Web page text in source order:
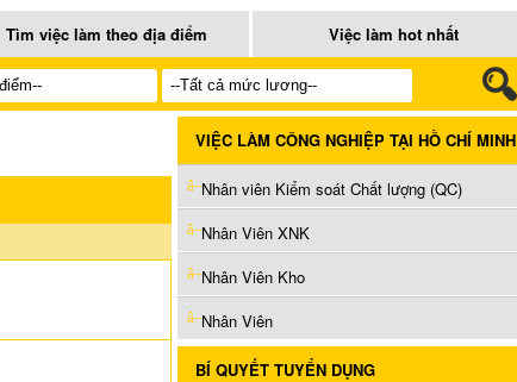
Tìm việc làm theo địa điểm Việc làm hot nhất
VIỆC LÀM CÔNG NGHIỆP TẠI HỒ CHÍ MINH
Nhân viên Kiểm soát Chất lượng (QC)
Nhân Viên XNK
Nhân Viên Kho
Nhân Viên
BÍ QUYẾT TUYỂN DỤNG